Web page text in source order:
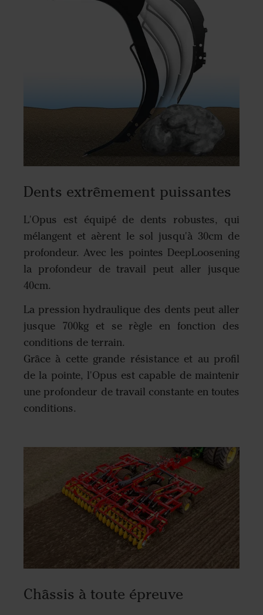
Dents extrêmement puissantes
L'Opus est équipé de dents robustes, qui
mélangent et aèrent le sol jusqu'à 30cm de
profondeur. Avec les pointes DeepLoosening
la profondeur de travail peut aller jusque
40cm.
La pression hydraulique des dents peut aller
jusque 700kg et se règle en fonction des
conditions de terrain.
Grâce à cette grande résistance et au profil
de la pointe, l'Opus est capable de maintenir
une profondeur de travail constante en toutes
conditions.
Châssis à toute épreuve